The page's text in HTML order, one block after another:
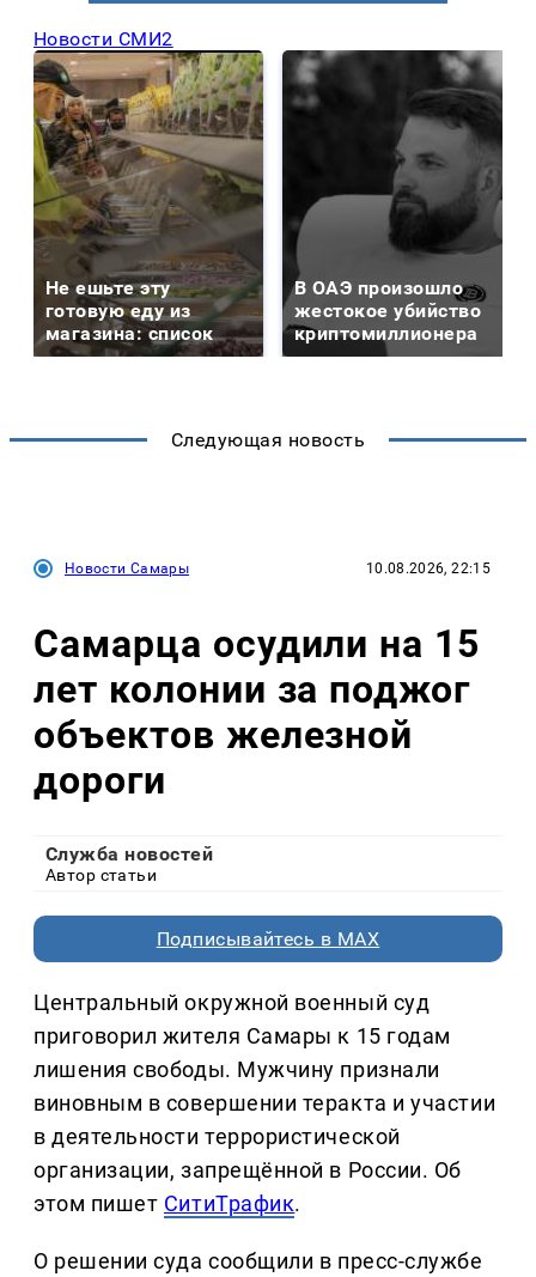
Новости СМИ2
Не ешьте эту
готовую еду из
магазина: список
В ОАЭ произошло
жестокое убийство
криптомиллионера
Следующая новость
Новости Самары 10.08.2026, 22:15
Самарца осудили на 15
лет колонии за поджог
объектов железной
дороги
Служба новостей
Автор статьи
Подписывайтесь в MAX
Центральный окружной военный суд
приговорил жителя Самары к 15 годам
лишения свободы. Мужчину признали
виновным в совершении теракта и участии
в деятельности террористической
организации, запрещённой в России. Об
этом пишет СитиТрафик.
О решении суда сообщили в пресс-службе